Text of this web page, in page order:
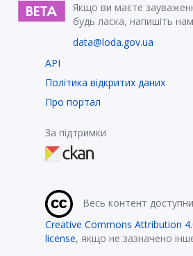
Якщо ви маєте
будь ласка, напишіть
data@loda.gov.ua
API
Політика відкритих даних
Про портал
За підтримки
Весь контент
Creative Commons Attribution
license, якщо не зазначено